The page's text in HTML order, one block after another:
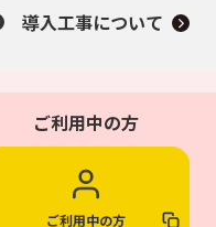
導入工事について
ご利用中の方
ご利用中の方